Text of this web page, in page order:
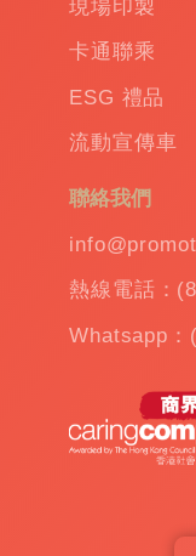
價的服務，無
日，只要您有
作出反應。並
的團隊進行溝
品，最快的響
責任的深度
讓每個客戶
現場印製
卡通聯乘
ESG 禮品
流動宣傳車
聯絡我們
熱線電話：
Whatsapp：